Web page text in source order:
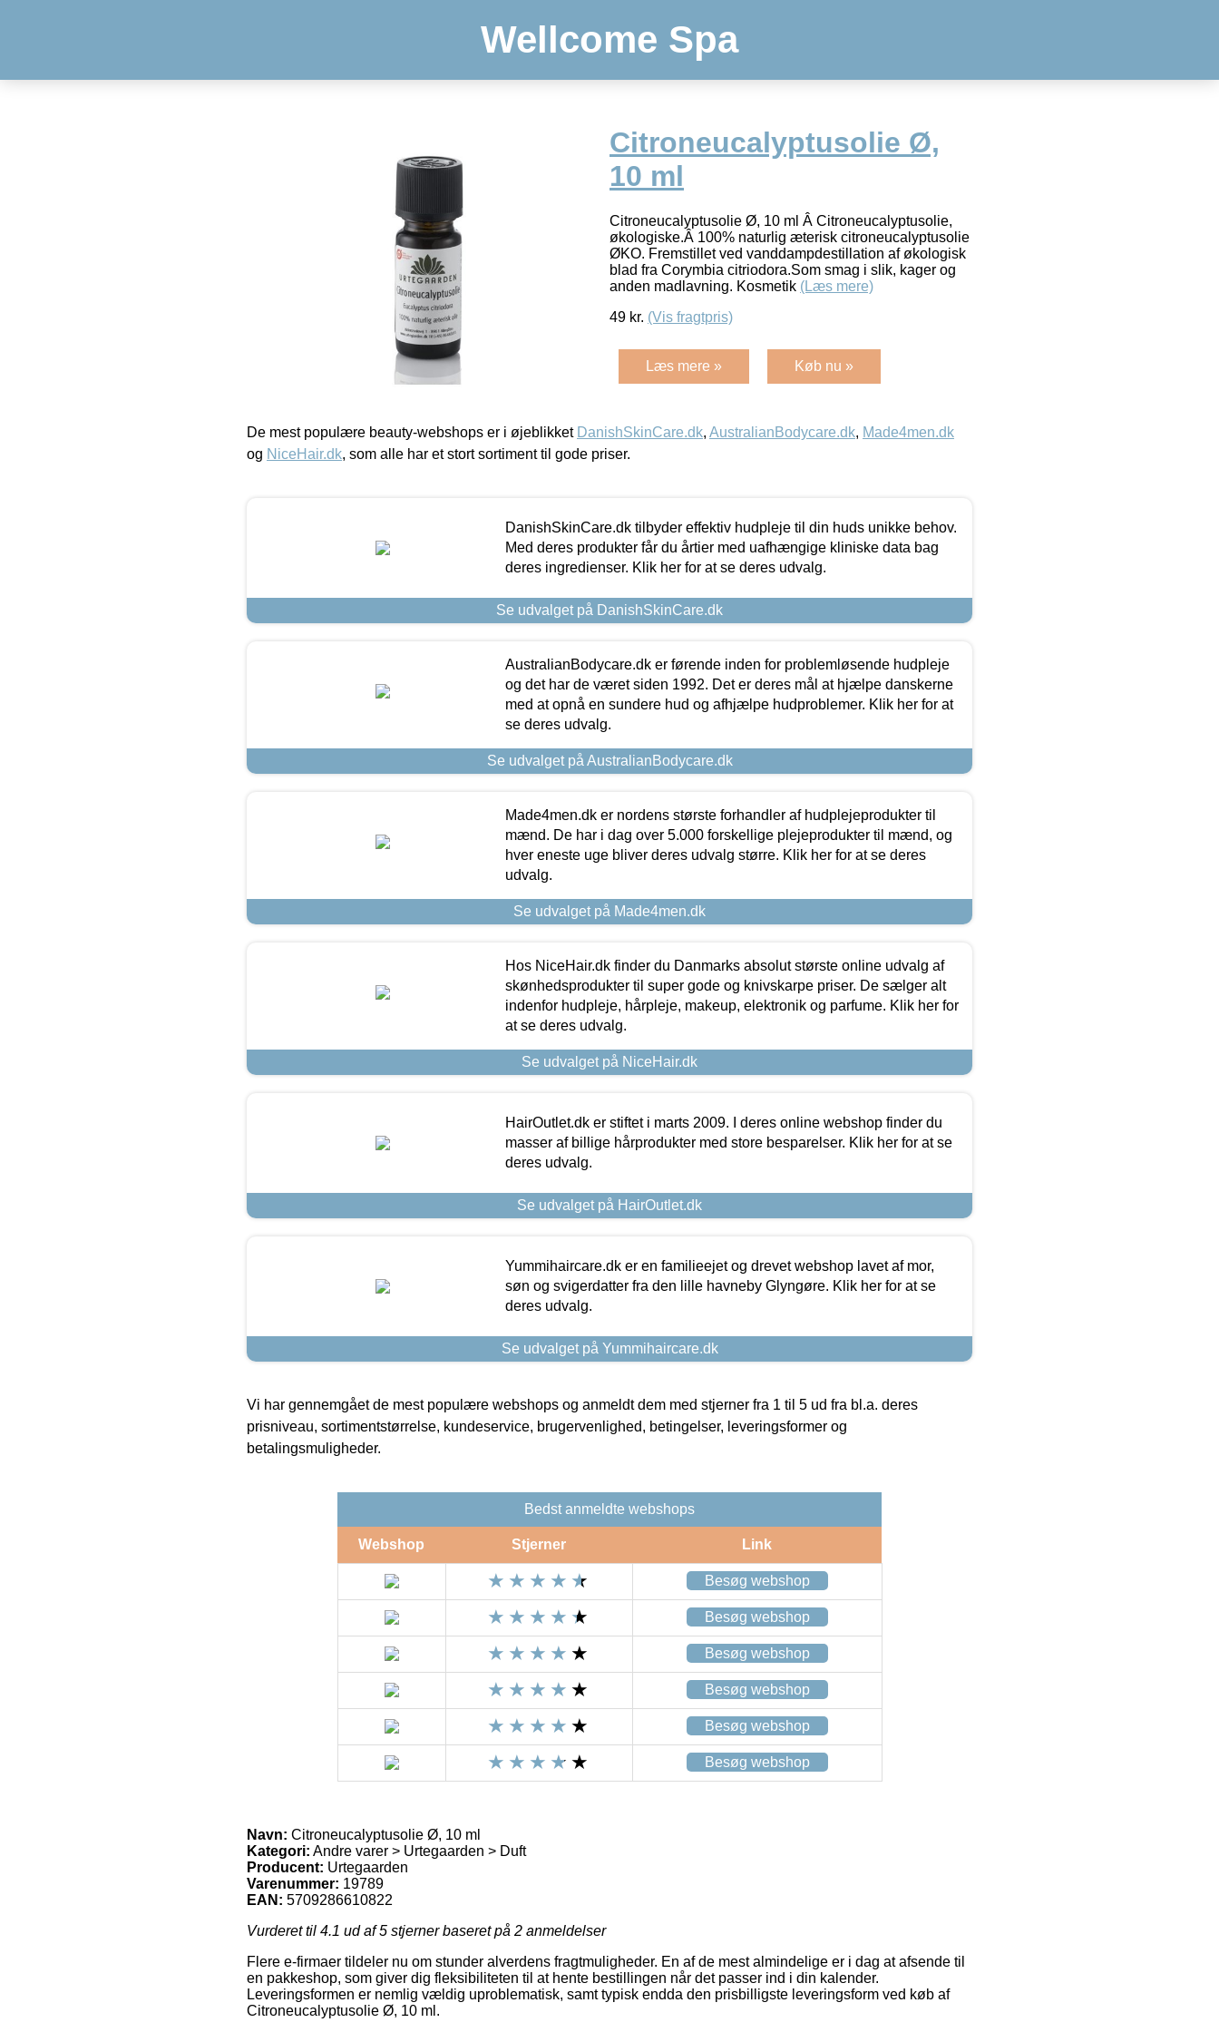
Wellcome Spa
Citroneucalyptusolie Ø,
10 ml
Citroneucalyptusolie Ø, 10 ml Â Citroneucalyptusolie,
økologiske.Â 100% naturlig æterisk citroneucalyptusolie
ØKO. Fremstillet ved vanddampdestillation af økologisk
blad fra Corymbia citriodora.Som smag i slik, kager og
anden madlavning. Kosmetik (Læs mere)
49 kr. (Vis fragtpris)
Læs mere » Køb nu »
De mest populære beauty-webshops er i øjeblikket DanishSkinCare.dk, AustralianBodycare.dk, Made4men.dk
og NiceHair.dk, som alle har et stort sortiment til gode priser.
DanishSkinCare.dk tilbyder effektiv hudpleje til din huds unikke behov.
Med deres produkter får du årtier med uafhængige kliniske data bag
deres ingredienser. Klik her for at se deres udvalg.
Se udvalget på DanishSkinCare.dk
AustralianBodycare.dk er førende inden for problemløsende hudpleje
og det har de været siden 1992. Det er deres mål at hjælpe danskerne
med at opnå en sundere hud og afhjælpe hudproblemer. Klik her for at
se deres udvalg.
Se udvalget på AustralianBodycare.dk
Made4men.dk er nordens største forhandler af hudplejeprodukter til
mænd. De har i dag over 5.000 forskellige plejeprodukter til mænd, og
hver eneste uge bliver deres udvalg større. Klik her for at se deres
udvalg.
Se udvalget på Made4men.dk
Hos NiceHair.dk finder du Danmarks absolut største online udvalg af
skønhedsprodukter til super gode og knivskarpe priser. De sælger alt
indenfor hudpleje, hårpleje, makeup, elektronik og parfume. Klik her for
at se deres udvalg.
Se udvalget på NiceHair.dk
HairOutlet.dk er stiftet i marts 2009. I deres online webshop finder du
masser af billige hårprodukter med store besparelser. Klik her for at se
deres udvalg.
Se udvalget på HairOutlet.dk
Yummihaircare.dk er en familieejet og drevet webshop lavet af mor,
søn og svigerdatter fra den lille havneby Glyngøre. Klik her for at se
deres udvalg.
Se udvalget på Yummihaircare.dk
Vi har gennemgået de mest populære webshops og anmeldt dem med stjerner fra 1 til 5 ud fra bl.a. deres
prisniveau, sortimentstørrelse, kundeservice, brugervenlighed, betingelser, leveringsformer og
betalingsmuligheder.
Bedst anmeldte webshops
Webshop Stjerner Link
Besøg webshop
Besøg webshop
Besøg webshop
Besøg webshop
Besøg webshop
Besøg webshop
Navn: Citroneucalyptusolie Ø, 10 ml
Kategori: Andre varer > Urtegaarden > Duft
Producent: Urtegaarden
Varenummer: 19789
EAN: 5709286610822
Vurderet til 4.1 ud af 5 stjerner baseret på 2 anmeldelser
Flere e-firmaer tildeler nu om stunder alverdens fragtmuligheder. En af de mest almindelige er i dag at afsende til
en pakkeshop, som giver dig fleksibiliteten til at hente bestillingen når det passer ind i din kalender.
Leveringsformen er nemlig vældig uproblematisk, samt typisk endda den prisbilligste leveringsform ved køb af
Citroneucalyptusolie Ø, 10 ml.